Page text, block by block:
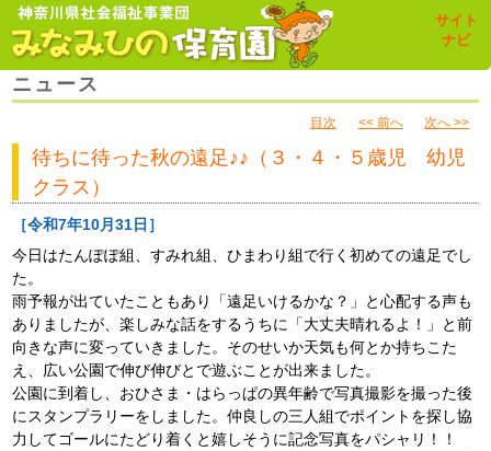
サイト
ナビ
ニュース
目次 << 前へ 次へ >>
待ちに待った秋の遠足♪♪（３・４・５歳児 幼児
クラス）
［令和7年10月31日］
今日はたんぽぽ組、すみれ組、ひまわり組で行く初めての遠足でし
た。
雨予報が出ていたこともあり「遠足いけるかな？」と心配する声も
ありましたが、楽しみな話をするうちに「大丈夫晴れるよ！」と前
向きな声に変っていきました。そのせいか天気も何とか持ちこた
え、広い公園で伸び伸びとで遊ぶことが出来ました。
公園に到着し、おひさま・はらっぱの異年齢で写真撮影を撮った後
にスタンプラリーをしました。仲良しの三人組でポイントを探し協
力してゴールにたどり着くと嬉しそうに記念写真をパシャリ！！